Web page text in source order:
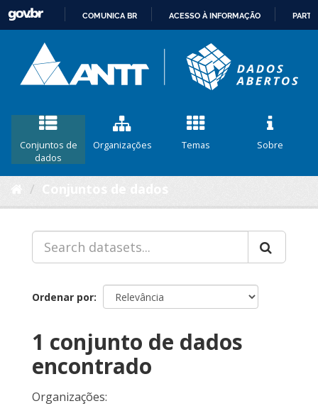
CONTEÚDO
COMUNICA BR ACESSO À INFORMAÇÃO
Conjuntos de
dados
Organizações Temas Sobre
Ordenar por
1 conjunto de dados
encontrado
Organizações: